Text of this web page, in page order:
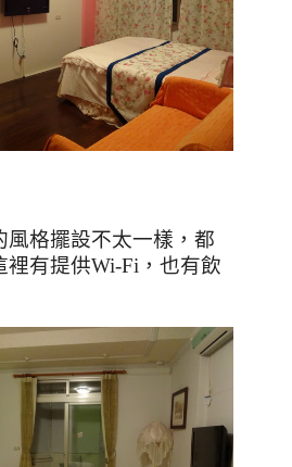
風格擺設不太一樣，都
裡有提供Wi-Fi ，也有飲